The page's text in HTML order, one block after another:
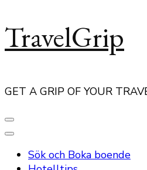
TravelGrip
GET A GRIP OF YOUR
Sök och Boka boende